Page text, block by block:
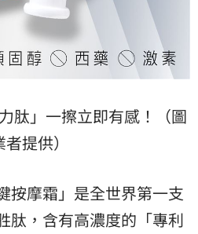
肽」一擦立即有感！（圖
提供）
按摩霜」是全世界第一支
肽，含有高濃度的「專利